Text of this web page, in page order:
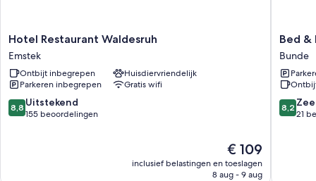
Flatscreentelevisies van 42 inch met kabelzenders
(kleding)kasten, aparte zitruimtes en aparte eetruimtes
Hotel
Restaurant
Waldesruh
Emstek
Hotel Restaurant Waldesruh
Emstek
Ontbijt inbegrepen
Huisdiervriendelijk
Parkeren inbegrepen
Gratis wifi
8.8
van
8,8 Uitstekend
155 beoordelingen
De
prijs
is
€ 109
inclusief belastingen en toeslagen
8 aug - 9 aug
Bed
&
Bunde
Bed &
Bunde
8.2
van
8,2
21